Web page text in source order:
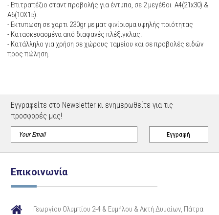
- Επιτραπέζιο σταντ προβολής για έντυπα, σε 2 μεγέθοι Α4(21x30) &
A6(10Χ15).
- Εκτυπωση σε χαρτι 230gr με ματ φινίρισμα υψηλής ποιότητας
- Κατασκευασμένα από διαφανές πλέξιγκλας.
- Κατάλληλο για χρήση σε χώρους ταμείου και σε προβολές ειδών
προς πώληση.
Εγγραφείτε στο Newsletter κι ενημερωθείτε για τις
προσφορές μας!
Επικοινωνία
Γεωργίου Ολυμπίου 2-4 & Ευμήλου & Ακτή Δυμαίων, Πάτρα